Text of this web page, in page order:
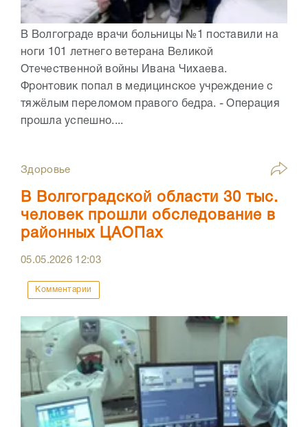
В Волгограде врачи больницы №1 поставили на
ноги 101 летнего ветерана Великой
Отечественной войны Ивана Чихаева.
Фронтовик попал в медицинское учреждение с
тяжёлым переломом правого бедра. - Операция
прошла успешно....
Здоровье
В Волгоградской области 30 тыс.
человек прошли обследование в
районных ЦАОПах
05.05.2026 12:03
Комментарии